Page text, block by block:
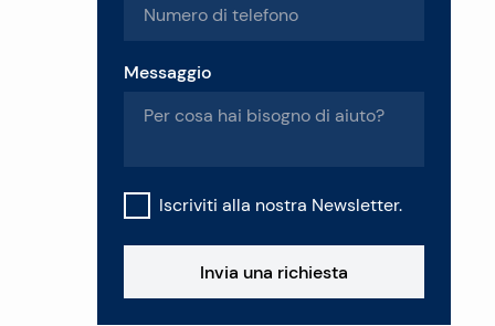
Messaggio
Iscriviti alla nostra Newsletter.
Invia una richiesta